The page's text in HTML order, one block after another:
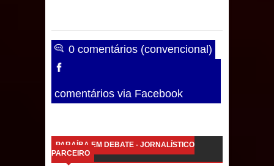
débitos históricos
0 comentários (convencional)
comentários via Facebook
PARAÍBA EM DEBATE - JORNALÍSTICO
PARCEIRO